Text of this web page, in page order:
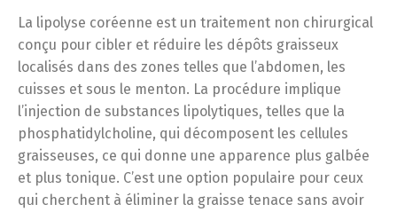
La lipolyse coréenne est un traitement non chirurgical
conçu pour cibler et réduire les dépôts graisseux
localisés dans des zones telles que l’abdomen, les
cuisses et sous le menton. La procédure implique
l’injection de substances lipolytiques, telles que la
phosphatidylcholine, qui décomposent les cellules
graisseuses, ce qui donne une apparence plus galbée
et plus tonique. C’est une option populaire pour ceux
qui cherchent à éliminer la graisse tenace sans avoir